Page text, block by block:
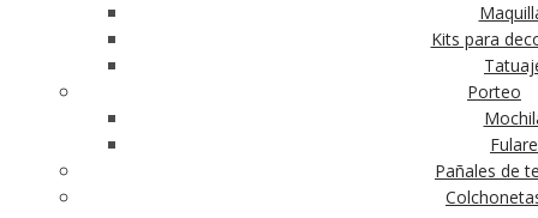
Kits para
Porteo
Pañales de